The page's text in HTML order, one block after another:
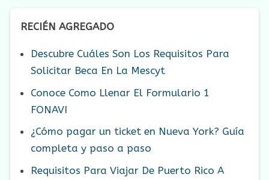
RECIÉN AGREGADO
Descubre Cuáles Son Los Requisitos Para
Solicitar Beca En La Mescyt
Conoce Como Llenar El Formulario 1
FONAVI
¿Cómo pagar un ticket en Nueva York? Guía
completa y paso a paso
Requisitos Para Viajar De Puerto Rico A